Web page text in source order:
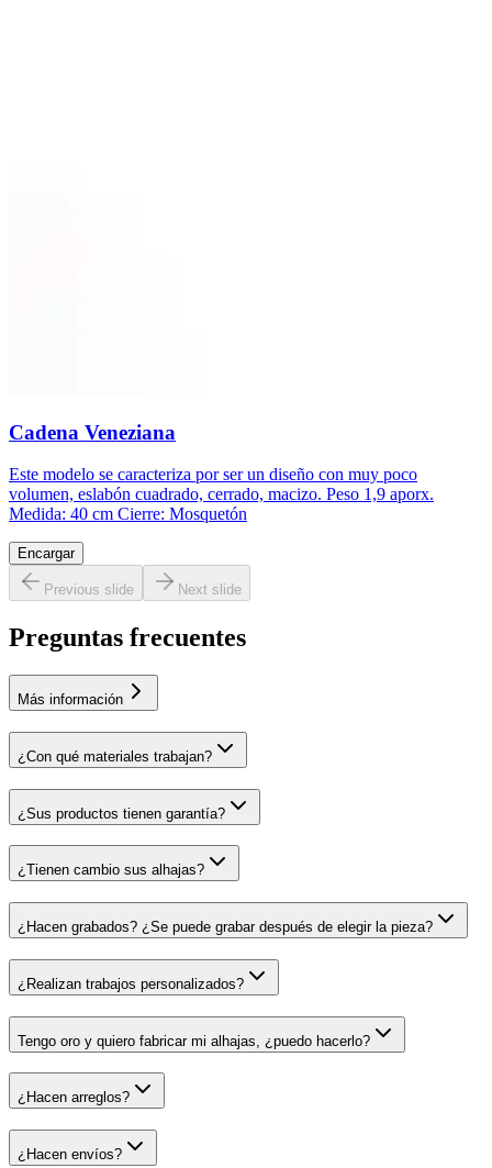
Cadena Veneziana
Este modelo se caracteriza por ser un diseño con muy poco
volumen, eslabón cuadrado, cerrado, macizo. Peso 1,9 aporx.
Medida: 40 cm Cierre: Mosquetón
Encargar
Previous slide Next slide
Preguntas frecuentes
Más información
¿Con qué materiales trabajan?
¿Sus productos tienen garantía?
¿Tienen cambio sus alhajas?
¿Hacen grabados? ¿Se puede grabar después de elegir la pieza?
¿Realizan trabajos personalizados?
Tengo oro y quiero fabricar mi alhajas, ¿puedo hacerlo?
¿Hacen arreglos?
¿Hacen envíos?